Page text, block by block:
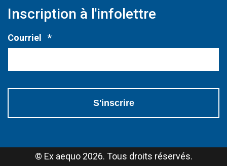
Inscription à l'infolettre
Courriel *Obligatoire
© Ex aequo 2026. Tous droits réservés.